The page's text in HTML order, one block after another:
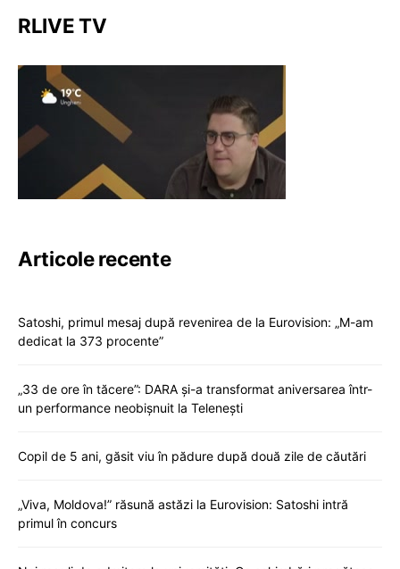
RLIVE TV
Articole recente
Satoshi, primul mesaj după revenirea de la Eurovision: „M-am
dedicat la 373 procente”
„33 de ore în tăcere”: DARA și-a transformat aniversarea într-
un performance neobișnuit la Telenești
Copil de 5 ani, găsit viu în pădure după două zile de căutări
„Viva, Moldova!” răsună astăzi la Eurovision: Satoshi intră
primul în concurs